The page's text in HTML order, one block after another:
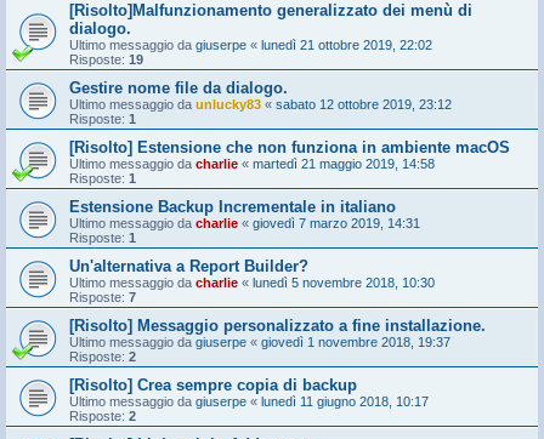
[Risolto]Malfunzionamento generalizzato dei menù di
dialogo.
Ultimo messaggio da giuserpe « lunedì 21 ottobre 2019, 22:02
Risposte: 19
Gestire nome file da dialogo.
Ultimo messaggio da unlucky83 « sabato 12 ottobre 2019, 23:12
Risposte: 1
[Risolto] Estensione che non funziona in ambiente macOS
Ultimo messaggio da charlie « martedì 21 maggio 2019, 14:58
Risposte: 1
Estensione Backup Incrementale in italiano
Ultimo messaggio da charlie « giovedì 7 marzo 2019, 14:31
Risposte: 1
Un'alternativa a Report Builder?
Ultimo messaggio da charlie « lunedì 5 novembre 2018, 10:30
Risposte: 7
[Risolto] Messaggio personalizzato a fine installazione.
Ultimo messaggio da giuserpe « giovedì 1 novembre 2018, 19:37
Risposte: 2
[Risolto] Crea sempre copia di backup
Ultimo messaggio da giuserpe « lunedì 11 giugno 2018, 10:17
Risposte: 2